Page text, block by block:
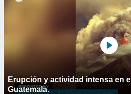
Erupción y actividad intensa en
Guatemala.